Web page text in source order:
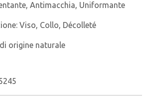
Antimacchia, Uniformante
Viso, Collo, Décolleté
di origine naturale